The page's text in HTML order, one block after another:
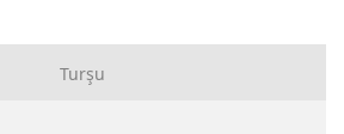
Turşu